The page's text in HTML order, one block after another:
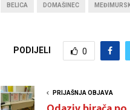
BELICA DOMAŠINEC
PODIJELI 0
PRIJAŠNJA OBJAVA